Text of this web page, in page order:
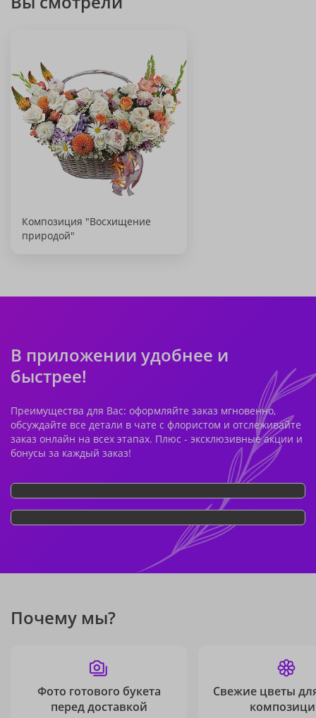
Композиция "Восхищение
природой"
В приложении удобнее и
быстрее!
Преимущества для Вас: оформляйте заказ мгновенно,
обсуждайте все детали в чате с флористом и отслеживайте
заказ онлайн на всех этапах. Плюс - эксклюзивные акции и
бонусы за каждый заказ!
Почему мы?
Фото готового букета
перед доставкой
Свежие цветы